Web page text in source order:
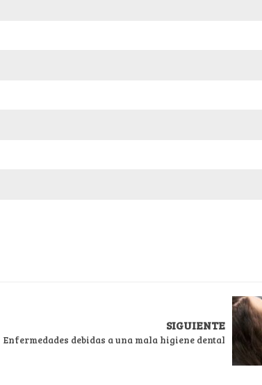
SIGUIENTE
Enfermedades debidas a una mala higiene dental